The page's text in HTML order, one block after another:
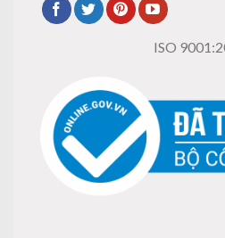
ISO